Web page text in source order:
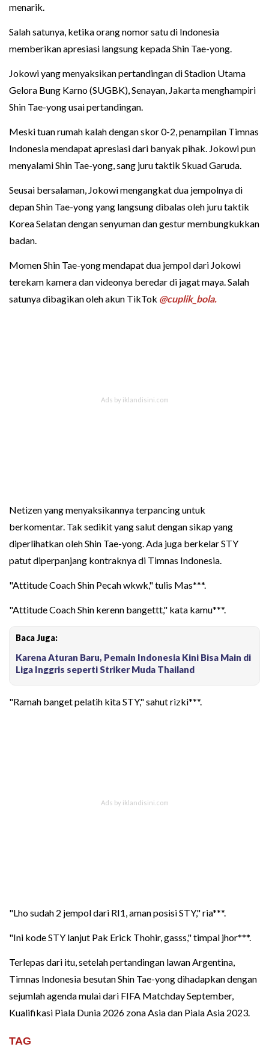
menarik.
Salah satunya, ketika orang nomor satu di Indonesia
memberikan apresiasi langsung kepada Shin Tae-yong.
Jokowi yang menyaksikan pertandingan di Stadion Utama
Gelora Bung Karno (SUGBK), Senayan, Jakarta menghampiri
Shin Tae-yong usai pertandingan.
Meski tuan rumah kalah dengan skor 0-2, penampilan Timnas
Indonesia mendapat apresiasi dari banyak pihak. Jokowi pun
menyalami Shin Tae-yong, sang juru taktik Skuad Garuda.
Seusai bersalaman, Jokowi mengangkat dua jempolnya di
depan Shin Tae-yong yang langsung dibalas oleh juru taktik
Korea Selatan dengan senyuman dan gestur membungkukkan
badan.
Momen Shin Tae-yong mendapat dua jempol dari Jokowi
terekam kamera dan videonya beredar di jagat maya. Salah
satunya dibagikan oleh akun TikTok @cuplik_bola.
Netizen yang menyaksikannya terpancing untuk
berkomentar. Tak sedikit yang salut dengan sikap yang
diperlihatkan oleh Shin Tae-yong. Ada juga berkelar STY
patut diperpanjang kontraknya di Timnas Indonesia.
"Attitude Coach Shin Pecah wkwk," tulis Mas***.
"Attitude Coach Shin kerenn bangettt," kata kamu***.
Baca Juga:
Karena Aturan Baru, Pemain Indonesia Kini Bisa Main di
Liga Inggris seperti Striker Muda Thailand
"Ramah banget pelatih kita STY," sahut rizki***.
"Lho sudah 2 jempol dari RI1, aman posisi STY," ria***.
"Ini kode STY lanjut Pak Erick Thohir, gasss," timpal jhor***.
Terlepas dari itu, setelah pertandingan lawan Argentina,
Timnas Indonesia besutan Shin Tae-yong dihadapkan dengan
sejumlah agenda mulai dari FIFA Matchday September,
Kualifikasi Piala Dunia 2026 zona Asia dan Piala Asia 2023.
TAG